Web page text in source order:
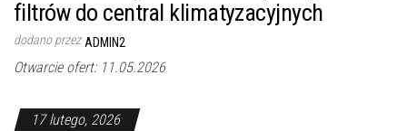
filtrów do central klimatyzacyjnych
dodano przez ADMIN2
Otwarcie ofert: 11.05.2026
17 lutego, 2026